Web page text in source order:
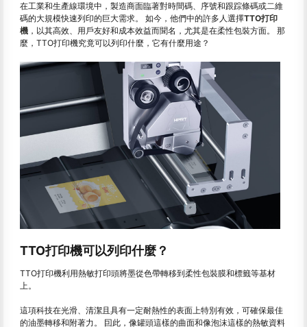
在工業和生產線環境中，製造商面臨著對時間碼、序號和跟踪條碼或二維
碼的大規模快速列印的巨大需求。 如今，他們中的許多人選擇TTO打印
機 ，以其高效、用戶友好和成本效益而聞名，尤其是在柔性包裝方面。 那
麼，TTO打印機究竟可以列印什麼，它有什麼用途？
TTO打印機可以列印什麼？
TTO打印機利用熱敏打印頭將墨從色帶轉移到柔性包裝膜和標籤等基材
上。
這項科技在光滑、清潔且具有一定耐熱性的表面上特別有效，可確保最佳
的油墨轉移和附著力。 囙此，像罐頭這樣的曲面和像泡沫這樣的熱敏資料